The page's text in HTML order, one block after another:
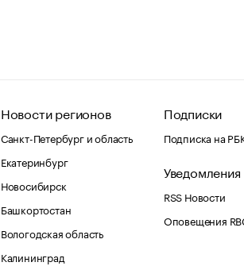
Новости регионов
Санкт-Петербург и область
Екатеринбург
Новосибирск
Башкортостан
Вологодская область
Калининград
Подписки
Подписка на
Уведомления
RSS Новости
Оповещения